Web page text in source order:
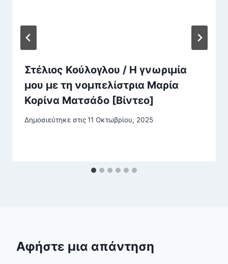
Στέλιος Κούλογλου / Η γνωριμία
μου με τη νομπελίστρια Μαρία
Κορίνα Ματσάδο [Βίντεο]
Δημοσιεύτηκε στις11 Οκτωβρίου, 2025
Αφήστε μια απάντηση